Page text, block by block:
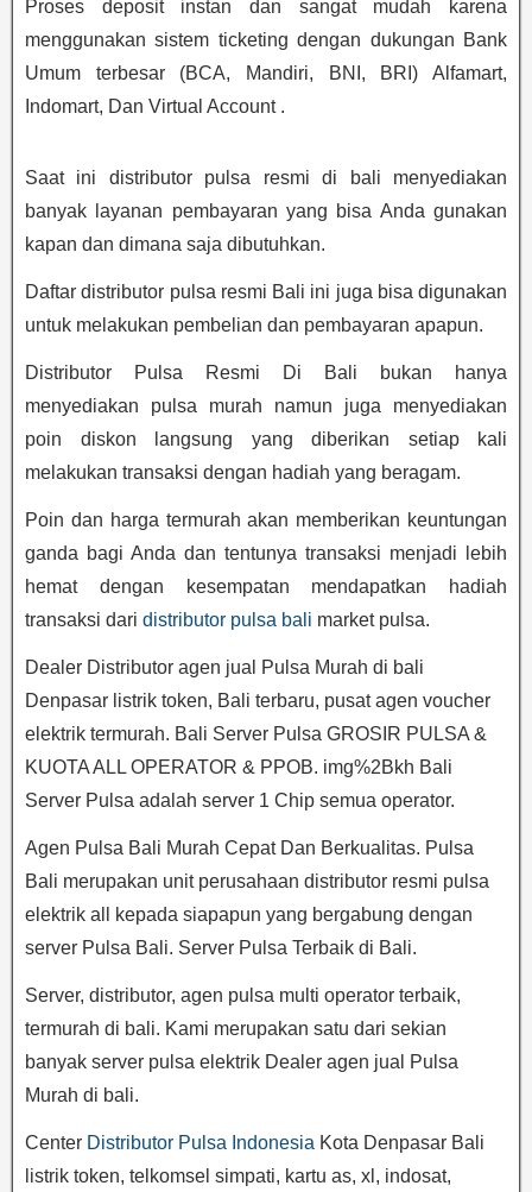
Proses deposit instan dan sangat mudah karena
menggunakan sistem ticketing dengan dukungan Bank
Umum terbesar (BCA, Mandiri, BNI, BRI) Alfamart,
Indomart, Dan Virtual Account .
Saat ini distributor pulsa resmi di bali menyediakan
banyak layanan pembayaran yang bisa Anda gunakan
kapan dan dimana saja dibutuhkan.
Daftar distributor pulsa resmi Bali ini juga bisa digunakan
untuk melakukan pembelian dan pembayaran apapun.
Distributor Pulsa Resmi Di Bali bukan hanya
menyediakan pulsa murah namun juga menyediakan
poin diskon langsung yang diberikan setiap kali
melakukan transaksi dengan hadiah yang beragam.
Poin dan harga termurah akan memberikan keuntungan
ganda bagi Anda dan tentunya transaksi menjadi lebih
hemat dengan kesempatan mendapatkan hadiah
transaksi dari distributor pulsa bali market pulsa.
Dealer Distributor agen jual Pulsa Murah di bali
Denpasar listrik token, Bali terbaru, pusat agen voucher
elektrik termurah. Bali Server Pulsa GROSIR PULSA &
KUOTA ALL OPERATOR & PPOB. img%2Bkh Bali
Server Pulsa adalah server 1 Chip semua operator.
Agen Pulsa Bali Murah Cepat Dan Berkualitas. Pulsa
Bali merupakan unit perusahaan distributor resmi pulsa
elektrik all kepada siapapun yang bergabung dengan
server Pulsa Bali. Server Pulsa Terbaik di Bali.
Server, distributor, agen pulsa multi operator terbaik,
termurah di bali. Kami merupakan satu dari sekian
banyak server pulsa elektrik Dealer agen jual Pulsa
Murah di bali.
Center Distributor Pulsa Indonesia Kota Denpasar Bali
listrik token, telkomsel simpati, kartu as, xl, indosat,